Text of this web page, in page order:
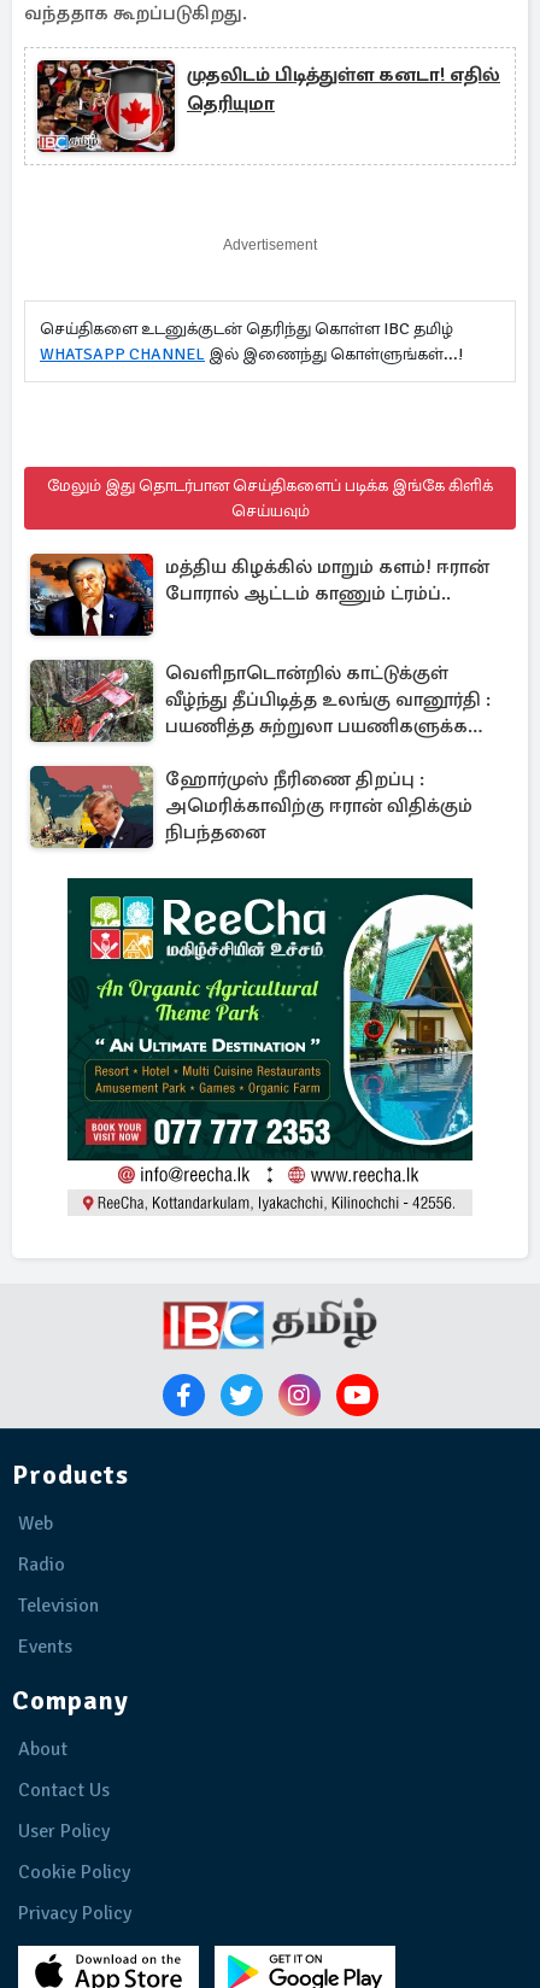
வந்ததாக கூறப்படுகிறது.
முதலிடம் பிடித்துள்ள கனடா! எதில்
தெரியுமா
Advertisement
செய்திகளை உடனுக்குடன் தெரிந்து கொள்ள IBC தமிழ்
WHATSAPP CHANNEL இல் இணைந்து கொள்ளுங்கள்...!
மேலும் இது தொடர்பான செய்திகளைப் படிக்க இங்கே கிளிக்
செய்யவும்
மத்திய கிழக்கில் மாறும் களம்! ஈரான்
போரால் ஆட்டம் காணும் ட்ரம்ப்..
வெளிநாடொன்றில் காட்டுக்குள்
வீழ்ந்து தீப்பிடித்த உலங்கு வானூர்தி :
பயணித்த சுற்றுலா பயணிகளுக்க
ஹோர்முஸ் நீரிணை திறப்பு :
அமெரிக்காவிற்கு ஈரான் விதிக்கும்
நிபந்தனை
Products
Web
Radio
Television
Events
Company
About
Contact Us
User Policy
Cookie Policy
Privacy Policy